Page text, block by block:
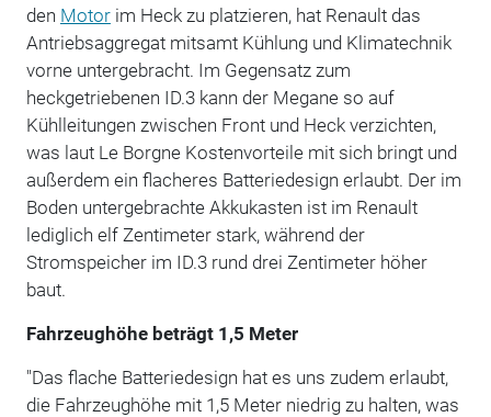
den Motorim Heck zu platzieren, hat Renault das
Antriebsaggregat mitsamt Kühlung und Klimatechnik
vorne untergebracht. Im Gegensatz zum
heckgetriebenen ID.3 kann der Megane so auf
Kühlleitungen zwischen Front und Heck verzichten,
was laut Le Borgne Kostenvorteile mit sich bringt und
außerdem ein flacheres Batteriedesign erlaubt. Der im
Boden untergebrachte Akkukasten ist im Renault
lediglich elf Zentimeter stark, während der
Stromspeicher im ID.3 rund drei Zentimeter höher
baut.
Fahrzeughöhe beträgt 1,5 Meter
"Das flache Batteriedesign hat es uns zudem erlaubt,
die Fahrzeughöhe mit 1,5 Meter niedrig zu halten, was